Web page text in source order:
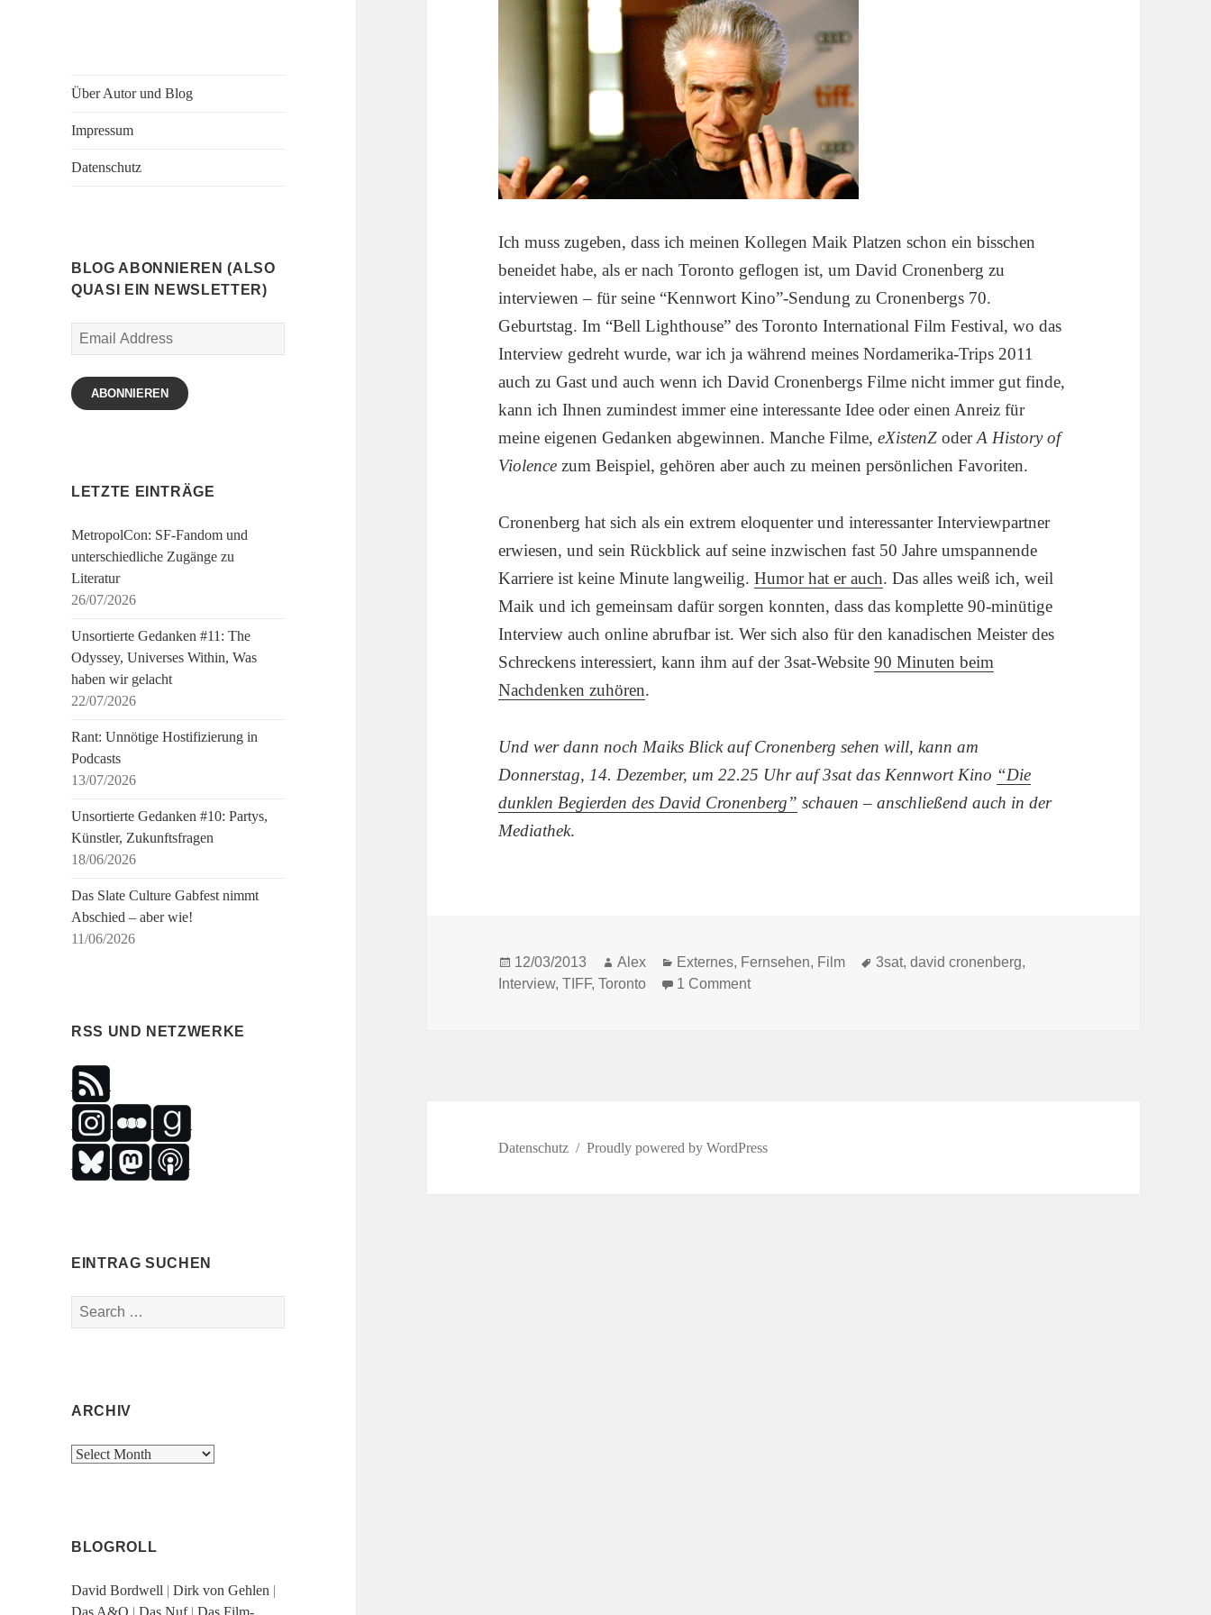
Über Autor und Blog
Impressum
Datenschutz
BLOG ABONNIEREN (ALSO
QUASI EIN NEWSLETTER)
Email
Address
ABONNIEREN
LETZTE EINTRÄGE
MetropolCon: SF-Fandom und
unterschiedliche Zugänge zu
Literatur
26/07/2026
Unsortierte Gedanken #11: The
Odyssey, Universes Within, Was
haben wir gelacht
22/07/2026
Rant: Unnötige Hostifizierung in
Podcasts
13/07/2026
Unsortierte Gedanken #10: Partys,
Künstler, Zukunftsfragen
18/06/2026
Das Slate Culture Gabfest nimmt
Abschied – aber wie!
11/06/2026
RSS UND NETZWERKE
EINTRAG SUCHEN
Search
for:
ARCHIV
Archiv
BLOGROLL
David Bordwell |Dirk von Gehlen |
Das A&O |Das Nuf|Das Film-
Ich muss zugeben, dass ich meinen Kollegen Maik Platzen schon ein bisschen
beneidet habe, als er nach Toronto geflogen ist, um David Cronenberg zu
interviewen – für seine “Kennwort Kino”-Sendung zu Cronenbergs 70.
Geburtstag. Im “Bell Lighthouse” des Toronto International Film Festival, wo das
Interview gedreht wurde, war ich ja während meines Nordamerika-Trips 2011
auch zu Gast und auch wenn ich David Cronenbergs Filme nicht immer gut finde,
kann ich Ihnen zumindest immer eine interessante Idee oder einen Anreiz für
meine eigenen Gedanken abgewinnen. Manche Filme,eXistenZ oderA History of
Violence zum Beispiel, gehören aber auch zu meinen persönlichen Favoriten.
Cronenberg hat sich als ein extrem eloquenter und interessanter Interviewpartner
erwiesen, und sein Rückblick auf seine inzwischen fast 50 Jahre umspannende
Karriere ist keine Minute langweilig.Humor hat er auch. Das alles weiß ich, weil
Maik und ich gemeinsam dafür sorgen konnten, dass das komplette 90-minütige
Interview auch online abrufbar ist. Wer sich also für den kanadischen Meister des
Schreckens interessiert, kann ihm auf der 3sat-Website90 Minuten beim
Nachdenken zuhören.
Und wer dann noch Maiks Blick auf Cronenberg sehen will, kann am
Donnerstag, 14. Dezember, um 22.25 Uhr auf 3sat das Kennwort Kino “Die
dunklen Begierden des David Cronenberg” schauen – anschließend auch in der
Mediathek.
Posted
on
12/03/2013 Author
Alex Categories
Externes, Fernsehen, Film Tags
3sat,david cronenberg,
Interview,TIFF,Toronto 1 Commenton 90 Minuten Cronenberg
Datenschutz Proudly powered by WordPress